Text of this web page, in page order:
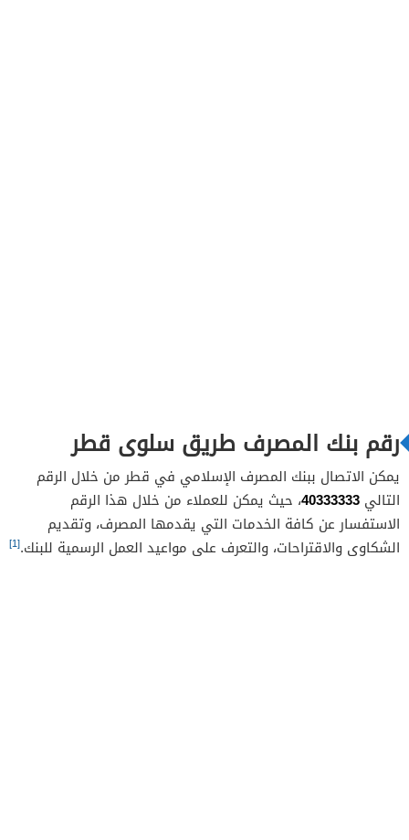
رقم بنك المصرف طريق سلوى قطر
يمكن الاتصال ببنك المصرف الإسلامي في قطر من خلال الرقم
التالي 40333333، حيث يمكن للعملاء من خلال هذا الرقم
الاستفسار عن كافة الخدمات التي يقدمها المصرف، وتقديم
الشكاوى والاقتراحات، والتعرف على مواعيد العمل الرسمية للبنك.[1]